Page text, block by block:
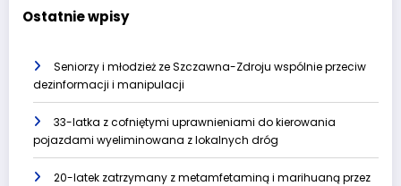
Ostatnie wpisy
Seniorzy i młodzież ze Szczawna-Zdroju wspólnie przeciw
dezinformacji i manipulacji
33-latka z cofniętymi uprawnieniami do kierowania
pojazdami wyeliminowana z lokalnych dróg
20-latek zatrzymany z metamfetaminą i marihuaną przez